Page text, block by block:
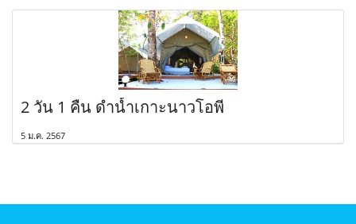
2 วัน 1 คืน ดำน้ำเกาะนาวโอพี
5 ม.ค. 2567